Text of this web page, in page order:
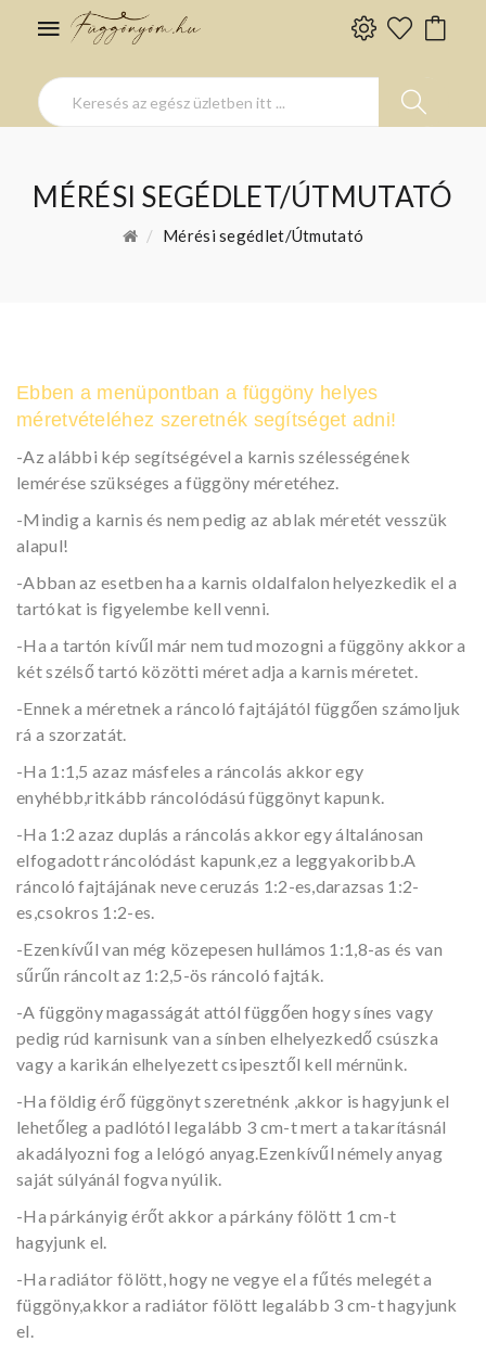
MÉRÉSI SEGÉDLET/ÚTMUTATÓ
Mérési segédlet/Útmutató
Ebben a menüpontban a függöny helyes
méretvételéhez szeretnék segítséget adni!
- Az alábbi kép segítségével a karnis szélességének
lemérése szükséges a függöny méretéhez.
-Mindig a karnis és nem pedig az ablak méretét vesszük
alapul!
-Abban az esetben ha a karnis oldalfalon helyezkedik el a
tartókat is figyelembe kell venni.
-Ha a tartón kívűl már nem tud mozogni a függöny akkor a
két szélső tartó közötti méret adja a karnis méretet.
-Ennek a méretnek a ráncoló fajtájától függően számoljuk
rá a szorzatát.
-Ha 1:1,5 azaz másfeles a ráncolás akkor egy
enyhébb,ritkább ráncolódású függönyt kapunk.
-Ha 1:2 azaz duplás a ráncolás akkor egy általánosan
elfogadott ráncolódást kapunk,ez a leggyakoribb.A
ráncoló fajtájának neve ceruzás 1:2-es,darazsas 1:2-
es,csokros 1:2-es.
-Ezenkívűl van még közepesen hullámos 1:1,8-as és van
sűrűn ráncolt az 1:2,5-ös ráncoló fajták.
-A függöny magasságát attól függően hogy sínes vagy
pedig rúd karnisunk van a sínben elhelyezkedő csúszka
vagy a karikán elhelyezett csipesztől kell mérnünk.
-Ha földig érő függönyt szeretnénk ,akkor is hagyjunk el
lehetőleg a padlótól legalább 3 cm-t mert a takarításnál
akadályozni fog a lelógó anyag.Ezenkívűl némely anyag
saját súlyánál fogva nyúlik.
-Ha párkányig érőt akkor a párkány fölött 1 cm-t
hagyjunk el.
-Ha radiátor fölött, hogy ne vegye el a fűtés melegét a
függöny,akkor a radiátor fölött legalább 3 cm-t hagyjunk
el.